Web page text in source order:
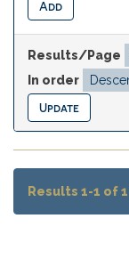
Results/Page
In order
Results 1-1 of